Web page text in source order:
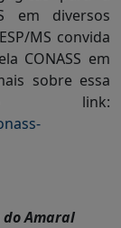
em diversos
MS convida
CONASS em
sobre essa
link:
do Amaral